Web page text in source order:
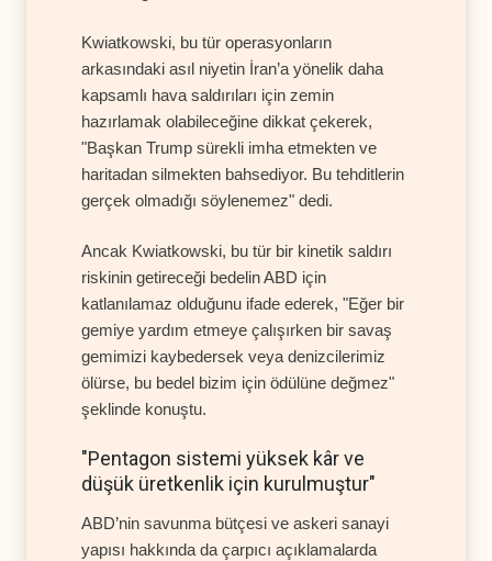
Kwiatkowski, bu tür operasyonların
arkasındaki asıl niyetin İran’a yönelik daha
kapsamlı hava saldırıları için zemin
hazırlamak olabileceğine dikkat çekerek,
"Başkan Trump sürekli imha etmekten ve
haritadan silmekten bahsediyor. Bu tehditlerin
gerçek olmadığı söylenemez" dedi.
Ancak Kwiatkowski, bu tür bir kinetik saldırı
riskinin getireceği bedelin ABD için
katlanılamaz olduğunu ifade ederek, "Eğer bir
gemiye yardım etmeye çalışırken bir savaş
gemimizi kaybedersek veya denizcilerimiz
ölürse, bu bedel bizim için ödülüne değmez"
şeklinde konuştu.
"Pentagon sistemi yüksek kâr ve
düşük üretkenlik için kurulmuştur"
ABD’nin savunma bütçesi ve askeri sanayi
yapısı hakkında da çarpıcı açıklamalarda